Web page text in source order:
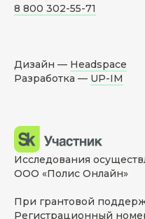
8 800 302-55-71
Дизайн — Headspace
Разработка — UP-IM
Исследования
ООО «Полис Онлайн»
При грантовой
Регистрационный